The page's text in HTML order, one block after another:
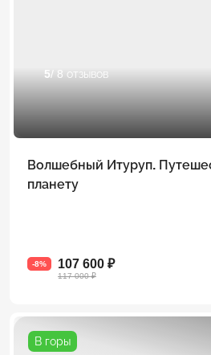
5/ 8 отзывов
Волшебный Итуруп.
планету
-8% 107 600 ₽
117 000 ₽
В горы